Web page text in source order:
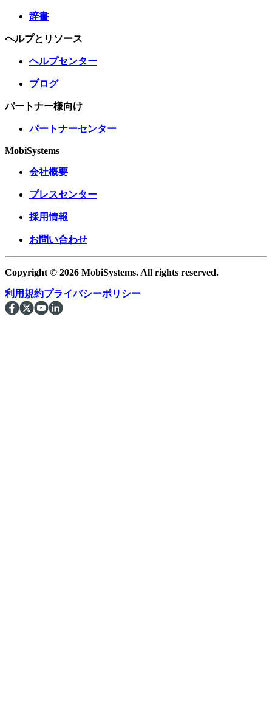
辞書
ヘルプとリソース
ヘルプセンター
ブログ
パートナー様向け
パートナーセンター
MobiSystems
会社概要
プレスセンター
採用情報
お問い合わせ
Copyright © 2026 MobiSystems. All rights reserved.
利用規約プライバシーポリシー